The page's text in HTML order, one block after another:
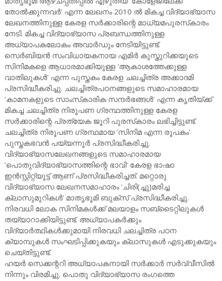
തോല്‍ക്കുന്നവര്‍' എന്ന ലേഖനം 2010 ല്‍ മികച്ച വിദ്യാഭ്യാസ
ലേഖനത്തിനുള്ള കേരള സര്‍ക്കാരിന്റെ മാധ്യമപുരസ്‌കാരം
നേടി. മികച്ച വിദ്യാഭ്യാസ പ്രബന്ധത്തിനുള്ള
അധ്യാപകലോകം അവാര്‍ഡും നേടിയിട്ടുണ്ട്.
സെര്‍ബിയന്‍ സംവിധായകനായ എമിര്‍ കുസ്തുറിക്കയുടെ
സിനിമകളെ ആധാരമാക്കിയുള്ള 'ആകാശത്തേക്കുള്ള
വാതിലുകള്‍' എന്ന പുസ്തകം കേരള ചലച്ചിത്ര അക്കാദമി
പ്രസിദ്ധീകരിച്ചു. ചലച്ചിത്രപഠനങ്ങളുടെ സമാഹാരമായ
'കാമനകളുടെ സാംസ്‌കാരിക സന്ദര്‍ഭങ്ങള്‍' എന്ന കൃതിയ്ക്ക്
മികച്ച ചലച്ചിത്ര നിരൂപണ ഗ്രന്ഥത്തിനുള്ള കേരള
സര്‍ക്കാരിന്റെ പ്രത്യേക ജൂറി പുരസ്‌കാരം ലഭിച്ചിട്ടുണ്ട്.
ചലച്ചിത്ര നിരൂപണ ഗ്രന്ഥമായ 'സിനിമ എന്ന രൂപകം'
പുസ്തകഭവന്‍ പയ്യന്നൂര്‍ പ്രസിദ്ധീകരിച്ചു.
വിദ്യാഭ്യാസലേഖനങ്ങളുടെ സമാഹാരമായ
'പൊതുവിദ്യാഭ്യാസത്തിന്റെ ഭാവി' കേരള ഭാഷാ
ഇന്‍സ്റ്റിറ്റ്യൂട്ട് ആണ് പ്രസിദ്ധീകരിച്ചത്. മറ്റൊരു
വിദ്യാഭ്യാസ ലേഖനസമാഹാരം 'ചിരി(ച്ചു)മരിച്ച
ക്ലാസുമുറികള്‍' മാതൃഭൂമി ബുക്‌സ് പ്രസിദ്ധീകരിച്ചു.
നിരവധി ലോക സിനിമകള്‍ക്ക് മലയാളം സബ്‌ടൈറ്റിലുകള്‍
തയ്യാറാക്കിയിട്ടുണ്ട്. അധ്യാപകര്‍ക്കും
വിദ്യാര്‍ത്ഥികള്‍ക്കുമായി നിരവധി ചലച്ചിത്ര പഠന
ക്യാമ്പുകള്‍ സംഘടിപ്പിക്കുകയും ക്ലാസുകള്‍ എടുക്കുകയും
ചെയ്തിട്ടുണ്ട്.
ഹയര്‍ സെക്കന്ററി അധ്യാപകനായി സര്‍ക്കാര്‍ സര്‍വ്വീസില്‍
നിന്നും വിരമിച്ചു. പൊതു വിദ്യാഭ്യാസ രംഗത്തെ